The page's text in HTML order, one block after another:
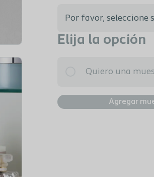
Por favor, seleccione
Elija la opción
Quiero una
Agregar